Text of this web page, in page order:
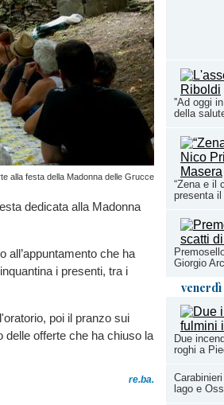
''Ad oggi
della
“Zena e il
presenta
Giorgio
Due
roghi a
lago e
alla festa della Madonna delle Grucce
dedicata alla Madonna
all’appuntamento che ha
i presenti, tra i
poi il pranzo sui
delle offerte che ha chiuso la
re.ba.